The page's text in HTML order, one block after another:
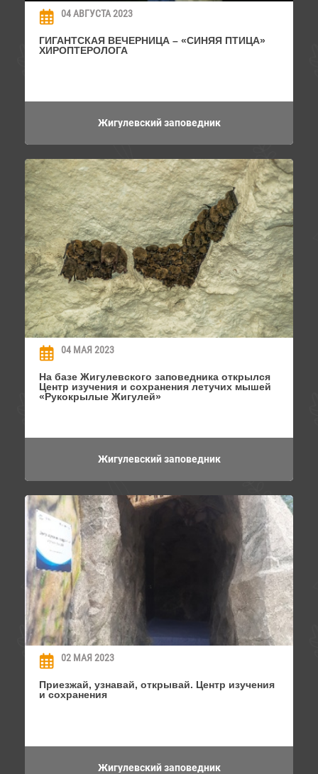
04 АВГУСТА 2023
ГИГАНТСКАЯ ВЕЧЕРНИЦА – «СИНЯЯ ПТИЦА»
ХИРОПТЕРОЛОГА
Жигулевский заповедник
04 МАЯ 2023
На базе Жигулевского заповедника открылся
Центр изучения и сохранения летучих мышей
«Рукокрылые Жигулей»
Жигулевский заповедник
02 МАЯ 2023
Приезжай, узнавай, открывай. Центр изучения
и сохранения
Жигулевский заповедник